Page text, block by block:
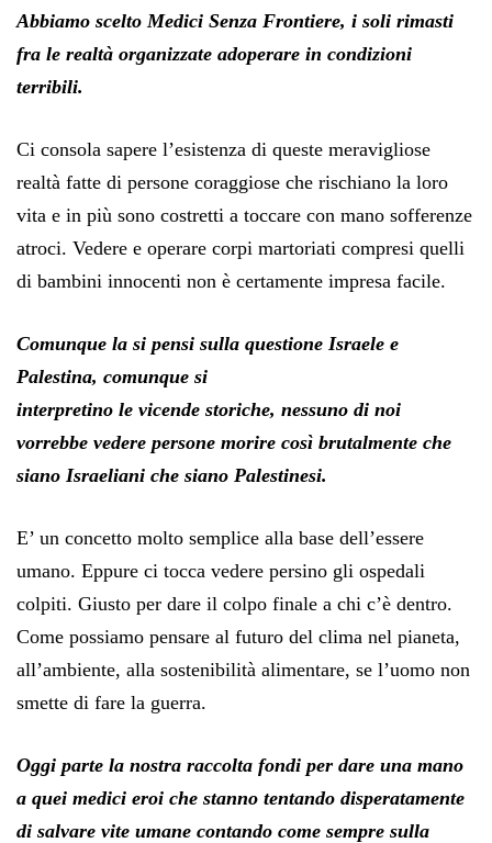
Abbiamo scelto Medici Senza Frontiere, i soli rimasti
fra le realtà organizzate adoperare in condizioni
terribili.
Ci consola sapere l’esistenza di queste meravigliose
realtà fatte di persone coraggiose che rischiano la loro
vita e in più sono costretti a toccare con mano sofferenze
atroci. Vedere e operare corpi martoriati compresi quelli
di bambini innocenti non è certamente impresa facile.
Comunque la si pensi sulla questione Israele e
Palestina, comunque si
interpretino le vicende storiche, nessuno di noi
vorrebbe vedere persone morire così brutalmente che
siano Israeliani che siano Palestinesi.
E’ un concetto molto semplice alla base dell’essere
umano. Eppure ci tocca vedere persino gli ospedali
colpiti. Giusto per dare il colpo finale a chi c’è dentro.
Come possiamo pensare al futuro del clima nel pianeta,
all’ambiente, alla sostenibilità alimentare, se l’uomo non
smette di fare la guerra.
Oggi parte la nostra raccolta fondi per dare una mano
a quei medici eroi che stanno tentando disperatamente
di salvare vite umane contando come sempre sulla